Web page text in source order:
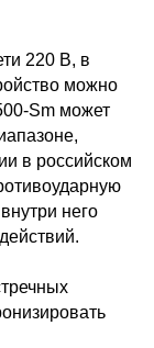
220 В, в
можно
Sm может
в российском
него